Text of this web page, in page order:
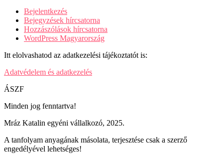
Bejelentkezés
Bejegyzések hírcsatorna
Hozzászólások hírcsatorna
WordPress Magyarország
Itt elolvashatod az adatkezelési tájékoztatót is:
Adatvédelem és adatkezelés
ÁSZF
Minden jog fenntartva!
Mráz Katalin egyéni vállalkozó, 2025.
A tanfolyam anyagának másolata, terjesztése csak a szerző
engedélyével lehetséges!